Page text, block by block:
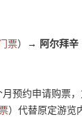
票）→ 阿尔拜辛
预约申请购票
）代替原定游览